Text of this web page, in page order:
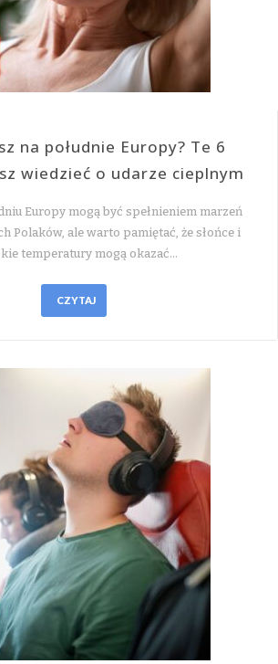
na południe Europy? Te 6
wiedzieć o udarze cieplnym
Europy mogą być spełnieniem marzeń
Polaków, ale warto pamiętać, że słońce i
temperatury mogą okazać…
CZYTAJ